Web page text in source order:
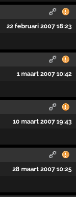
22 februari 2007 18:23
1 maart 2007 10:42
10 maart 2007 19:43
28 maart 2007 10:25